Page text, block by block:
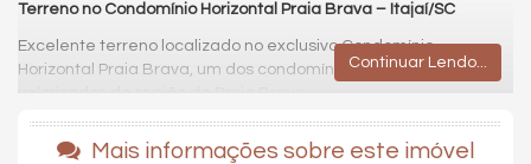
Terreno no Condomínio Horizontal Praia Brava – Itajaí/SC
Excelente terreno localizado no exclusivo Condomínio
Horizontal Praia Brava, um dos condomínios residenciais mais
valorizados da região da Praia Brava.
O empreendimento oferece um conceito de moradia que
combina
segurança, natureza e alto padrão, proporcionando
Continuar Lendo...
Mais informações sobre este imóvel